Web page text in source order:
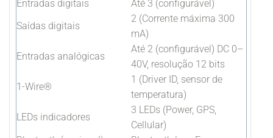
Entradas digitais
Até 3 (configurável)
Saídas digitais
2 (Corrente máxima 300
mA)
Entradas analógicas
Até 2 (configurável) DC 0–
40V, resolução 12 bits
1-Wire®
1 (Driver ID, sensor de
temperatura)
LEDs indicadores
3 LEDs (Power, GPS,
Cellular)